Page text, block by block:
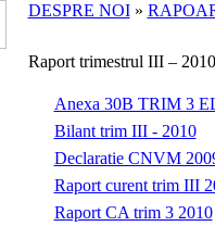
DESPRE NOI»
Raport trimestrul III – 2010
Anexa 30B TRIM 3
Bilant trim III - 2010
Declaratie CNVM
Raport curent trim III
Raport CA trim 3 2010